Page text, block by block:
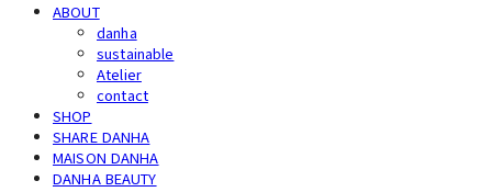
ABOUT
danha
sustainable
Atelier
contact
SHOP
SHARE DANHA
MAISON DANHA
DANHA BEAUTY